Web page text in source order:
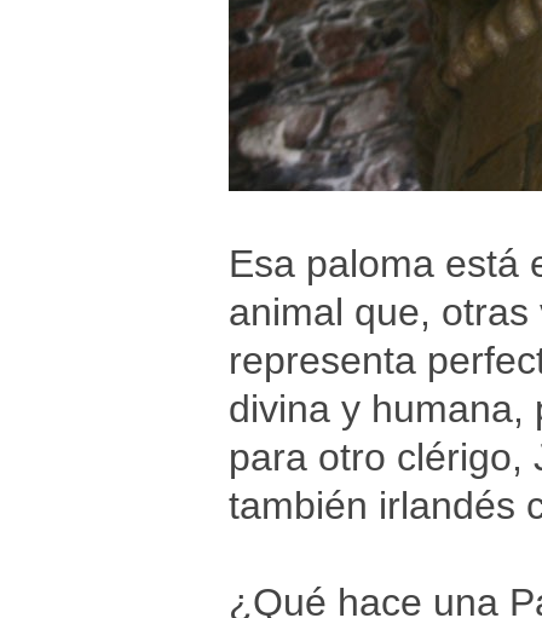
Esa paloma está
animal que,
representa
divina y humana,
para otro clérigo,
también irlandés
¿Qué hace una